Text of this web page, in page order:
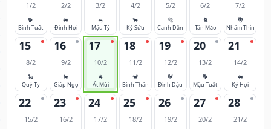
1/2
🐕
Bính Tuất
2/2
🐖
Đinh Hợi
3/2
🐀
Mậu Tý
4/2
🐂
Kỷ Sửu
5/2
🐅
Canh Dần
6/2
🐈
Tân Mão
7/2
🐉
Nhâm Thìn
15
8/2
🐍
Quý Tỵ
16
9/2
🐎
Giáp Ngọ
17
10/2
🐐
Ất Mùi
18
11/2
🐒
Bính Thân
19
12/2
🐓
Đinh Dậu
20
13/2
🐕
Mậu Tuất
21
14/2
🐖
Kỷ Hợi
22
15/2
23
16/2
24
17/2
25
18/2
26
19/2
27
20/2
28
21/2